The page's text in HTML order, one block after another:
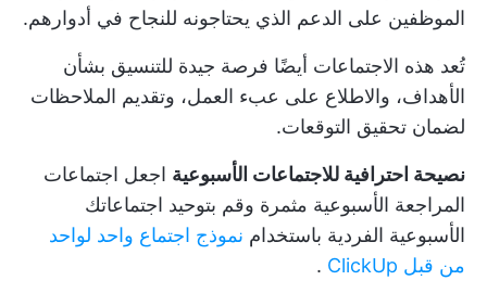
الموظفين على الدعم الذي يحتاجونه للنجاح في أدوارهم.
تُعد هذه الاجتماعات أيضًا فرصة جيدة للتنسيق بشأن
الأهداف، والاطلاع على عبء العمل، وتقديم الملاحظات
لضمان تحقيق التوقعات.
نصيحة احترافية للاجتماعات الأسبوعية اجعل اجتماعات
المراجعة الأسبوعية مثمرة وقم بتوحيد اجتماعاتك
الأسبوعية الفردية باستخدام نموذج اجتماع واحد لواحد
من قبل ClickUp
.